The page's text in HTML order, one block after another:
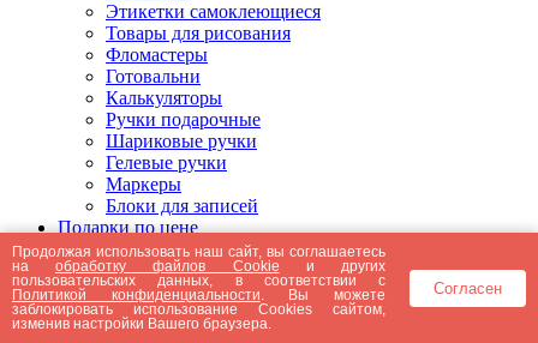
Этикетки самоклеющиеся
Товары для рисования
Фломастеры
Готовальни
Калькуляторы
Ручки подарочные
Шариковые ручки
Гелевые ручки
Маркеры
Блоки для записей
Подарки по цене
Подарки от 5000 рублей
Подарки до 5000 рублей
Подарки до 3000 рублей
Подарки до 2000 рублей
Подарки до 1000 рублей
Продолжая использовать наш сайт, вы соглашаетесь
наобработку файлов Cookie и других
пользовательских данных, в соответствии с
Политикой конфиденциальности . Вы можете
заблокировать использование Cookies сайтом,
изменив настройки Вашего браузера.
Согласен